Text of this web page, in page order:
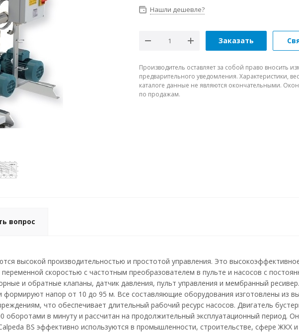
Нашли дешевле?
Заказать
Производитель оставляет за собой право вносить
предварительного уведомления. Характеристики,
каталоге данные не являются окончательными.
по продажам.
вопрос
высокой производительностью и простотой управления. Это
скоростью с частотным преобразователем в пульте и насосов с
и обратные клапаны, датчик давления, пульт управления и мембранный
напор от 10 до 95 м. Все составляющие оборудования изготовлены из
что обеспечивает длительный рабочий ресурс насосов. Двигатель
в минуту и рассчитан на продолжительный эксплуатационный период.
BS эффективно используются в промышленности, строительстве, сфере ЖКХ и